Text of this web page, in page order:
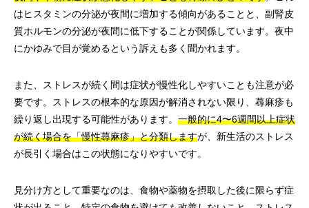
はヒスタミンの分泌が夜間に増加する傾向があることと、副腎皮
質ホルモンの分泌が夜間に低下することが関係しています。夜中
にかゆみで目が覚めるという訴えも多く聞かれます。
また、ストレスが続く間は症状が慢性化しやすいことも注意が必
要です。ストレスの根本的な原因が解消されない限り、蕁麻疹も
繰り返し出現する可能性があります。 一般的に4〜6週間以上症状
が続く場合を「慢性蕁麻疹」と分類しますが、新生活のストレス
が長引く場合はこの状態になりやすいです。
見分け方として重要なのは、食物や薬物を摂取した後に限らず症